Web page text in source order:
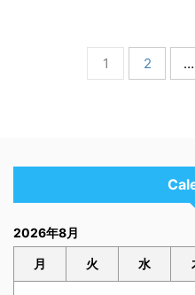
1 2 …
2026年8月
月 火 水